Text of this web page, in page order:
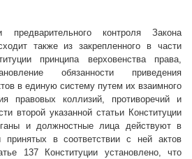
контроля Закона
также из закрепленного в части
принципа верховенства права,
обязанности приведения
в единую систему путем их взаимного
правовых коллизий, противоречий и
второй указанной статьи Конституции
и должностные лица действуют в
принятых в соответствии с ней актов
137 Конституции установлено, что